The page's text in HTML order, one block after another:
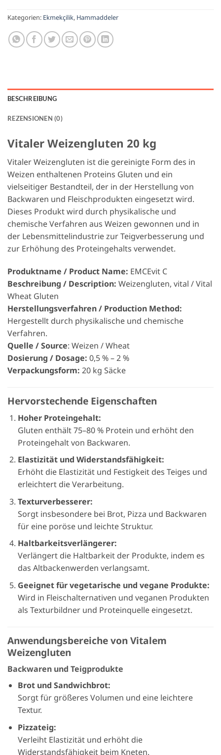
Kategorien: Ekmekçilik, Hammaddeler
BESCHREIBUNG
REZENSIONEN (0)
Vitaler Weizengluten 20 kg
Vitaler Weizengluten ist die gereinigte Form des in
Weizen enthaltenen Proteins Gluten und ein
vielseitiger Bestandteil, der in der Herstellung von
Backwaren und Fleischprodukten eingesetzt wird.
Dieses Produkt wird durch physikalische und
chemische Verfahren aus Weizen gewonnen und in
der Lebensmittelindustrie zur Teigverbesserung und
zur Erhöhung des Proteingehalts verwendet.
Produktname / Product Name: EMCEvit C
Beschreibung / Description: Weizengluten, vital / Vital
Wheat Gluten
Herstellungsverfahren / Production Method:
Hergestellt durch physikalische und chemische
Verfahren.
Quelle / Source: Weizen / Wheat
Dosierung / Dosage: 0,5 % – 2 %
Verpackungsform: 20 kg Säcke
Hervorstechende Eigenschaften
Hoher Proteingehalt:
Gluten enthält 75–80 % Protein und erhöht den
Proteingehalt von Backwaren.
Elastizität und Widerstandsfähigkeit:
Erhöht die Elastizität und Festigkeit des Teiges und
erleichtert die Verarbeitung.
Texturverbesserer:
Sorgt insbesondere bei Brot, Pizza und Backwaren
für eine poröse und leichte Struktur.
Haltbarkeitsverlängerer:
Verlängert die Haltbarkeit der Produkte, indem es
das Altbackenwerden verlangsamt.
Geeignet für vegetarische und vegane Produkte:
Wird in Fleischalternativen und veganen Produkten
als Texturbildner und Proteinquelle eingesetzt.
Anwendungsbereiche von Vitalem
Weizengluten
Backwaren und Teigprodukte
Brot und Sandwichbrot:
Sorgt für größeres Volumen und eine leichtere
Textur.
Pizzateig:
Verleiht Elastizität und erhöht die
Widerstandsfähigkeit beim Kneten.